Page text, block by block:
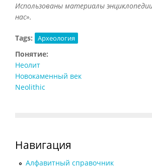
Использованы материалы
нас».
Tags: Археология
Понятие:
Неолит
Новокаменный век
Neolithic
Навигация
Алфавитный справочник